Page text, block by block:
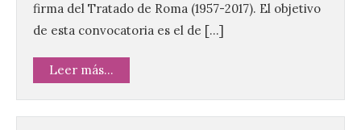
firma del Tratado de Roma (1957-2017). El objetivo
de esta convocatoria es el de […]
Leer más...